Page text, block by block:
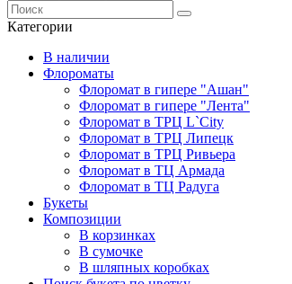
Категории
В наличии
Флороматы
Флоромат в гипере "Ашан"
Флоромат в гипере "Лента"
Флоромат в ТРЦ L`City
Флоромат в ТРЦ Липецк
Флоромат в ТРЦ Ривьера
Флоромат в ТЦ Армада
Флоромат в ТЦ Радуга
Букеты
Композиции
В корзинках
В сумочке
В шляпных коробках